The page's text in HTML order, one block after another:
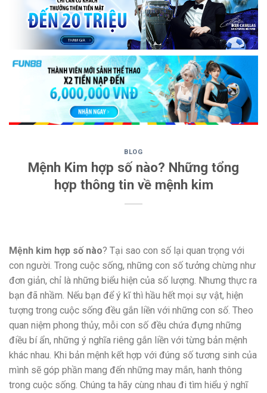
BLOG
Mệnh Kim hợp số nào? Những tổng
hợp thông tin về mệnh kim
Mệnh kim hợp số nào? Tại sao con số lại quan trọng với
con người. Trong cuộc sống, những con số tưởng chừng như
đơn giản, chỉ là những biểu hiện của số lượng. Nhưng thực ra
bạn đã nhầm. Nếu bạn để ý kĩ thì hầu hết mọi sự vật, hiện
tượng trong cuộc sống đều gắn liền với những con số. Theo
quan niệm phong thủy, mỗi con số đều chứa đựng những
điều bí ẩn, những ý nghĩa riêng gắn liền với từng bản mệnh
khác nhau. Khi bản mệnh kết hợp với đúng số tương sinh của
mình sẽ góp phần mang đến những may mắn, hanh thông
trong cuộc sống. Chúng ta hãy cùng nhau đi tìm hiểu ý nghĩ